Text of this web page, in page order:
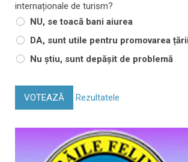
internaționale de turism?
NU, se toacă bani aiurea
DA, sunt utile pentru promovarea țării
Nu știu, sunt depășit de problemă
VOTEAZĂ Rezultatele